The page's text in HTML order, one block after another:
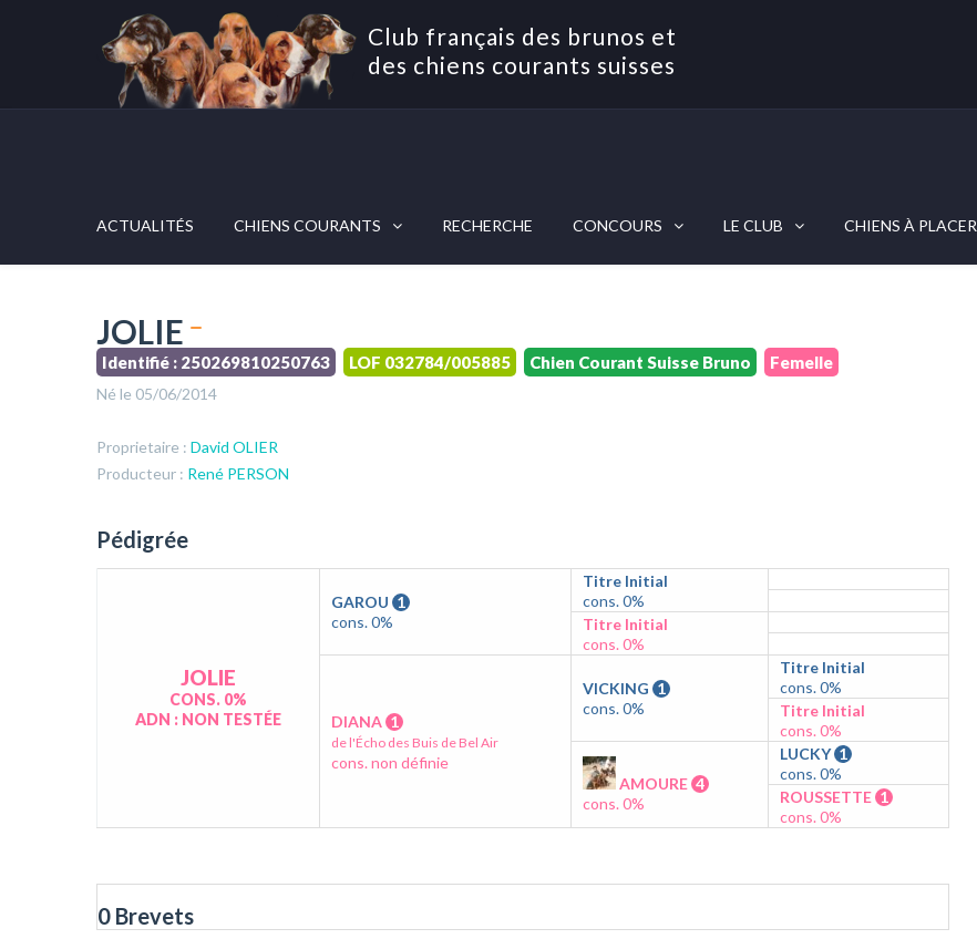
Club français des brunos et
des chiens courants suisses
ACTUALITÉS CHIENS COURANTS RECHERCHE CONCOURS LE CLUB CHIENS À PLACER
JOLIE
Identifié : 250269810250763 LOF 032784/005885 Chien Courant Suisse Bruno Femelle
Né le 05/06/2014
Proprietaire : David OLIER
Producteur : René PERSON
Pédigrée
JOLIE
CONS. 0%
ADN : NON TESTÉE
GAROU 1
cons. 0%
Titre Initial
cons. 0%
Titre Initial
cons. 0%
DIANA 1
de l'Écho des Buis de Bel Air
cons. non définie
VICKING 1
cons. 0%
Titre Initial
cons. 0%
Titre Initial
cons. 0%
AMOURE 4
cons. 0%
LUCKY 1
cons. 0%
ROUSSETTE 1
cons. 0%
0 Brevets